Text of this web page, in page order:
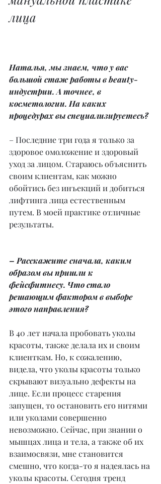
лица
Наталья, мы знаем, что у вас
большой стаж работы в beauty-
индустрии. А точнее, в
косметологии. На каких
процедурах вы специализируетесь?
– Последние три года я только за
здоровое омоложение и здоровый
уход за лицом. Стараюсь объяснить
своим клиентам, как можно
обойтись без инъекций и добиться
лифтинга лица естественным
путем. В моей практике отличные
результаты.
– Расскажите сначала, каким
образом вы пришли к
фейсфитнесу. Что стало
решающим фактором в выборе
этого направления?
В 40 лет начала пробовать уколы
красоты, также делала их и своим
клиенткам. Но, к сожалению,
видела, что уколы красоты только
скрывают визуально дефекты на
лице. Если процесс старения
запущен, то остановить его нитями
или уколами совершенно
невозможно. Сейчас, при знании о
мышцах лица и тела, а также об их
взаимосвязи, мне становится
смешно, что когда-то я надеялась на
уколы красоты. Сегодня тренд